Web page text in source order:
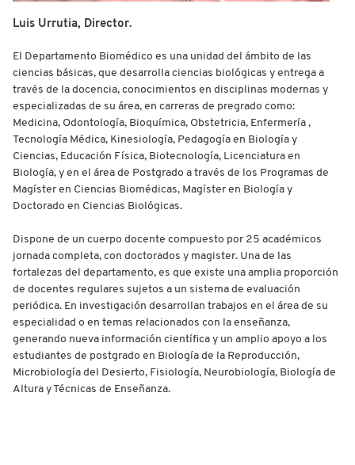
Luis Urrutia, Director.
El Departamento Biomédico es una unidad del ámbito de las
ciencias básicas, que desarrolla ciencias biológicas y entrega a
través de la docencia, conocimientos en disciplinas modernas y
especializadas de su área, en carreras de pregrado como:
Medicina, Odontología, Bioquímica, Obstetricia, Enfermería ,
Tecnología Médica, Kinesiología, Pedagogía en Biología y
Ciencias, Educación Física, Biotecnología, Licenciatura en
Biología, y en el área de Postgrado a través de los Programas de
Magíster en Ciencias Biomédicas, Magíster en Biología y
Doctorado en Ciencias Biológicas.
Dispone de un cuerpo docente compuesto por 25 académicos
jornada completa, con doctorados y magister. Una de las
fortalezas del departamento, es que existe una amplia proporción
de docentes regulares sujetos a un sistema de evaluación
periódica. En investigación desarrollan trabajos en el área de su
especialidad o en temas relacionados con la enseñanza,
generando nueva información científica y un amplio apoyo a los
estudiantes de postgrado en Biología de la Reproducción,
Microbiología del Desierto, Fisiología, Neurobiología, Biología de
Altura y Técnicas de Enseñanza.